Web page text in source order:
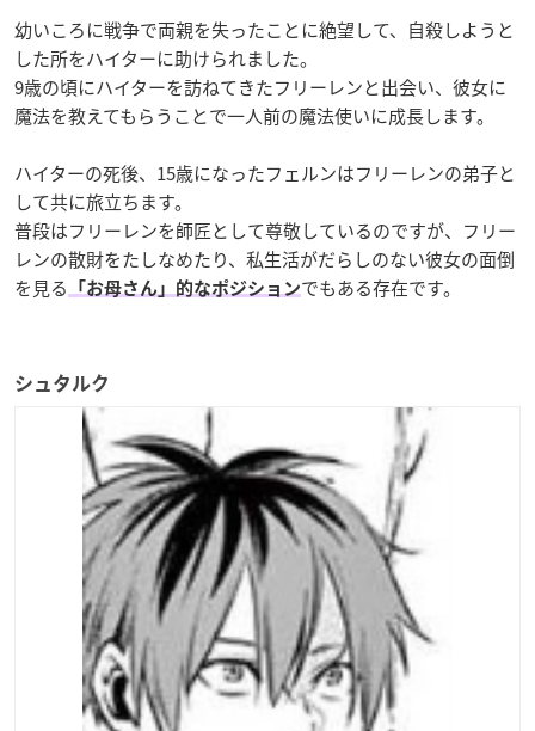
幼いころに戦争で両親を失ったことに絶望して、自殺しようと
した所をハイターに助けられました。
9歳の頃にハイターを訪ねてきたフリーレンと出会い、彼女に
魔法を教えてもらうことで一人前の魔法使いに成長します。
ハイターの死後、15歳になったフェルンはフリーレンの弟子と
して共に旅立ちます。
普段はフリーレンを師匠として尊敬しているのですが、フリー
レンの散財をたしなめたり、私生活がだらしのない彼女の面倒
を見る
「お母さん」的なポジションでもある存在です。
シュタルク